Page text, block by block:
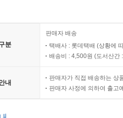
분
판매자 배송
택배사 : 롯데택배 (상황에
배송비 : 4,500원 (도서산간
내
판매자가 직접 배송하는 상
판매자 사정에 의하여 출고